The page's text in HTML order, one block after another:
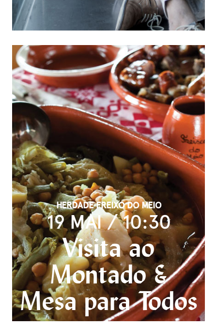
HERDADE FREIXO DO MEIO
19 MAI / 10:30
Visita ao
Montado &
Mesa para Todos